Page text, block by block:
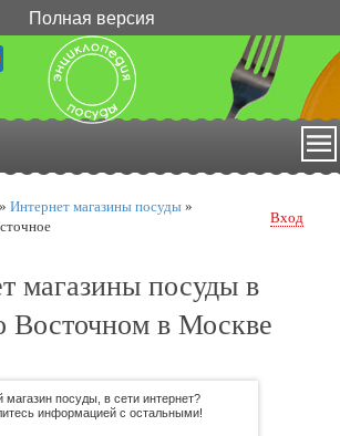
Полная версия
» Интернет магазины посуды »
Вход
магазины посуды в
Восточном в Москве
магазин посуды, в сети интернет?
информацией с остальными!